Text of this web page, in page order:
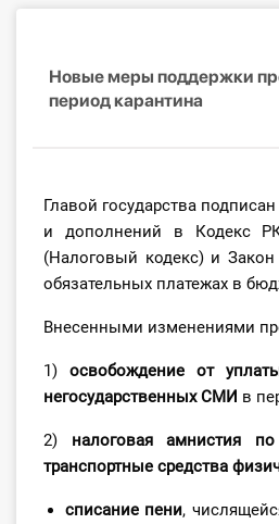
Новые меры поддержки
период карантина
Главой государства подписан
и дополнений в Кодекс
(Налоговый кодекс) и
обязательных платежах в
Внесенными изменениями
1) освобождение от
негосударственных СМИ в
2) налоговая амнистия
транспортные средства
списание пени,